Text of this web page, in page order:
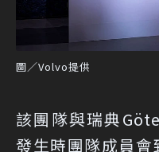
圖／Volvo提供
該團隊與瑞典
發生時團隊成員